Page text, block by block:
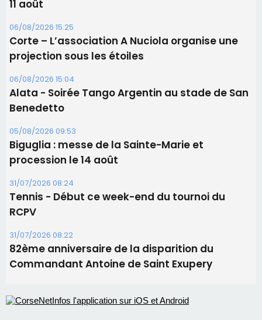
05/08/2026 09:53
Biguglia : messe de la Sainte-Marie et
procession le 14 août
31/07/2026 08:24
Tennis - Début ce week-end du tournoi du
RCPV
31/07/2026 08:22
82ème anniversaire de la disparition du
Commandant Antoine de Saint Exupery
Les plus lus
Satine Nomary est la nouvelle Miss Corse 2026
Éclipse du 12 août : la Corse aux premières loges
d'un spectacle qui ne reviendra pas avant 2081
face à une nouvelle escroquerie au faux vendeur de